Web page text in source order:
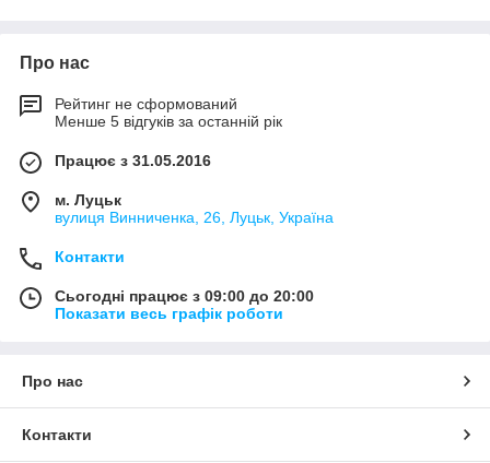
Про нас
Рейтинг не сформований
Менше 5 відгуків за останній рік
Працює з 31.05.2016
м. Луцьк
вулиця Винниченка, 26, Луцьк, Україна
Контакти
Сьогодні працює з 09:00 до 20:00
Показати весь графік роботи
Про нас
Контакти